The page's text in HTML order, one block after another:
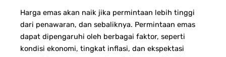
Harga emas akan naik jika permintaan lebih tinggi
dari penawaran, dan sebaliknya. Permintaan emas
dapat dipengaruhi oleh berbagai faktor, seperti
kondisi ekonomi, tingkat inflasi, dan ekspektasi